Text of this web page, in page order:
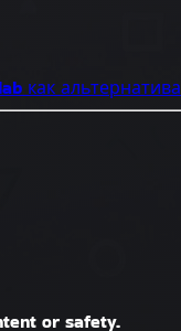
как альтернатива
or safety.